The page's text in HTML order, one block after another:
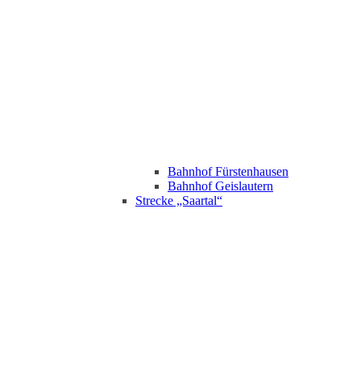
Bahnhof Fürstenhausen
Bahnhof Geislautern
Strecke „Saartal“